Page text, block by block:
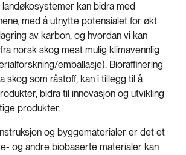
kan bidra med
med å utnytte potensialet for økt
av karbon, og hvordan vi kan
norsk skog mest mulig klimavennlig
emballasje). Bioraffinering
skog som råstoff, kan i tillegg til å
bidra til innovasjon og utvikling
produkter.
og byggematerialer er det et
og andre biobaserte materialer kan